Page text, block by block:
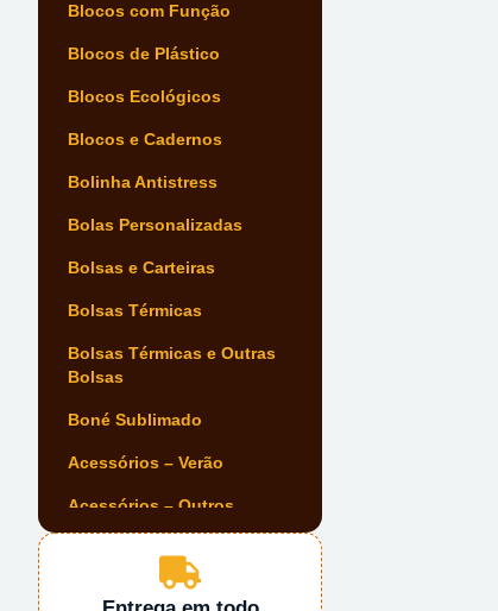
Blocos com Função
Blocos de Plástico
Blocos Ecológicos
Blocos e Cadernos
Bolinha Antistress
Bolas Personalizadas
Bolsas e Carteiras
Bolsas Térmicas
Bolsas Térmicas e Outras
Bolsas
Boné Sublimado
Acessórios – Verão
Acessórios – Outros
Acessórios de Escrita